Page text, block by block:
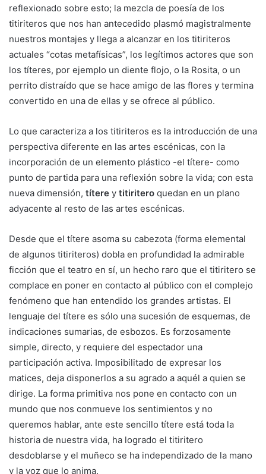
reflexionado sobre esto; la mezcla de poesía de los
titiriteros que nos han antecedido plasmó magistralmente
nuestros montajes y llega a alcanzar en los titiriteros
actuales “cotas metafísicas”, los legítimos actores que son
los títeres, por ejemplo un diente flojo, o la Rosita, o un
perrito distraído que se hace amigo de las flores y termina
convertido en una de ellas y se ofrece al público.
Lo que caracteriza a los titiriteros es la introducción de una
perspectiva diferente en las artes escénicas, con la
incorporación de un elemento plástico -el títere- como
punto de partida para una reflexión sobre la vida; con esta
nueva dimensión, títere y titiritero quedan en un plano
adyacente al resto de las artes escénicas.
Desde que el títere asoma su cabezota (forma elemental
de algunos titiriteros) dobla en profundidad la admirable
ficción que el teatro en sí, un hecho raro que el titiritero se
complace en poner en contacto al público con el complejo
fenómeno que han entendido los grandes artistas. El
lenguaje del títere es sólo una sucesión de esquemas, de
indicaciones sumarias, de esbozos. Es forzosamente
simple, directo, y requiere del espectador una
participación activa. Imposibilitado de expresar los
matices, deja disponerlos a su agrado a aquél a quien se
dirige. La forma primitiva nos pone en contacto con un
mundo que nos conmueve los sentimientos y no
queremos hablar, ante este sencillo títere está toda la
historia de nuestra vida, ha logrado el titiritero
desdoblarse y el muñeco se ha independizado de la mano
y la voz que lo anima.